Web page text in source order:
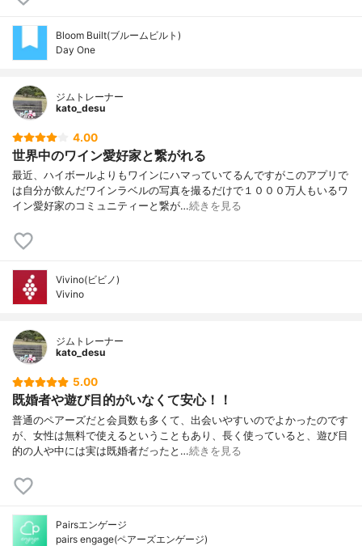
Bloom Built(ブルームビルト)
Day One
ジムトレーナー
kato_desu
4.00
世界中のワイン愛好家と繋がれる
最近、ハイボールよりもワインにハマっていてるんですがこのアプリで
は自分が飲んだワインラベルの写真を撮るだけで１０００万人もいるワ
イン愛好家のコミュニティーと繋が…続きを見る
Vivino(ビビノ)
Vivino
ジムトレーナー
kato_desu
5.00
既婚者や遊び目的がいなくて安心！！
普通のペアーズだと会員数も多くて、出会いやすいのでよかったのです
が、女性は無料で使えるということもあり、長く使っていると、遊び目
的の人や中には実は既婚者だったと…続きを見る
Pairsエンゲージ
pairs engage(ペアーズエンゲージ)